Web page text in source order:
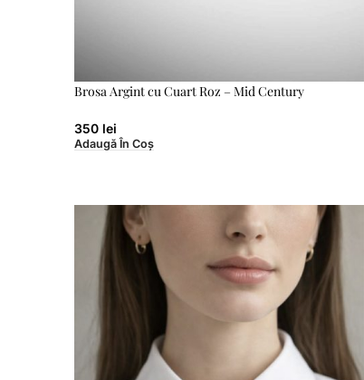
Brosa Argint cu Cuart Roz – Mid Century
350 lei
Adaugă În Coș